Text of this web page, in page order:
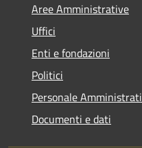
Aree Amministrative
Uffici
Enti e fondazioni
Politici
Personale
Documenti e dati